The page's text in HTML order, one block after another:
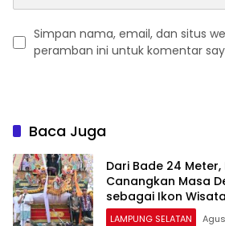
Simpan nama, email, dan situs
peramban ini untuk komentar
Baca Juga
Dari Bade 24 Meter,
Canangkan Masa
sebagai Ikon
LAMPUNG SELATAN